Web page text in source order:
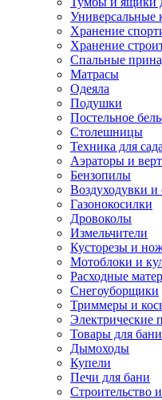
Универсальные
Хранение
Хранение
Спальные
Матрасы
Одеяла
Подушки
Постельное
Столешницы
Техника для сада
Аэраторы и
Бензопилы
Воздуходувки
Газонокосилки
Дровоколы
Измельчители
Кусторезы и
Мотоблоки и
Расходные
Снегоуборщики
Триммеры и
Электрические
Товары для бани
Дымоходы
Купели
Печи для бани
Строительство